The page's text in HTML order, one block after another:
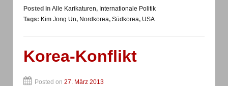
Posted in Alle Karikaturen, Internationale Politik
Tags: Kim Jong Un, Nordkorea, Südkorea, USA
Korea-Konflikt
Posted on 27. März 2013